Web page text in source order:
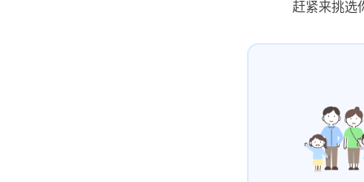
赶紧来挑选